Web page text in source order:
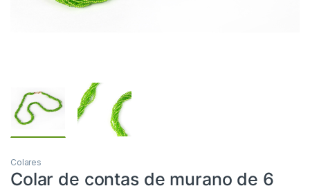
Colares
Colar de contas de murano de 6